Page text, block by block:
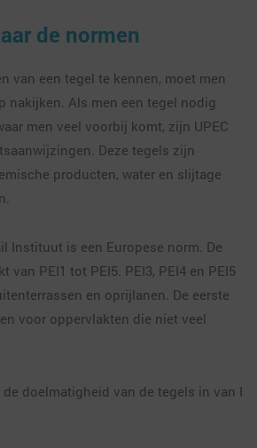
de normen
van een tegel te kennen, moet men
nakijken. Als men een tegel nodig
men veel voorbij komt, zijn UPEC
Deze tegels zijn
producten, water en slijtage
Instituut is een Europese norm. De
van PEI1 tot PEI5. PEI3, PEI4 en PEI5
en oprijlanen. De eerste
voor oppervlakten die niet veel
de doelmatigheid van de tegels in van I